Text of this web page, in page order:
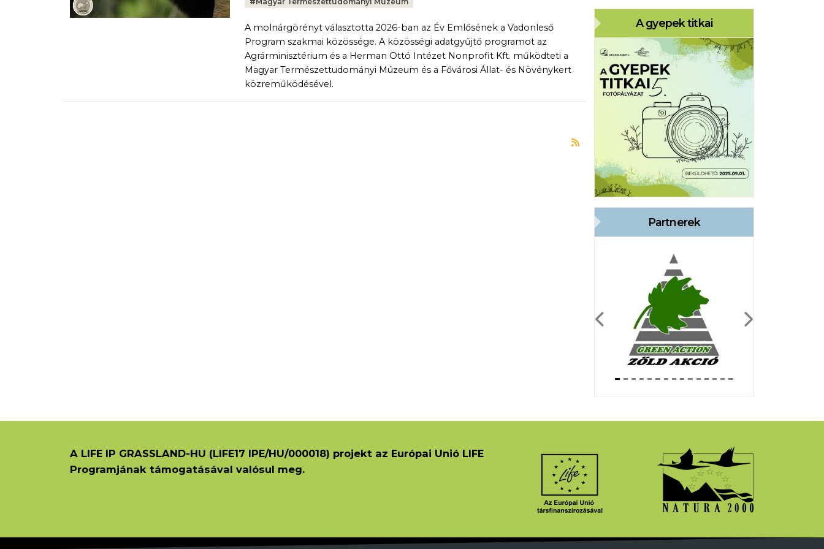
A molnárgörényt választotta 2026-ban az Év Emlősének a Vadonleső
Program szakmai közössége. A közösségi adatgyűjtő programot az
Agrárminisztérium és a Herman Ottó Intézet Nonprofit Kft. működteti a
Magyar Természettudományi Múzeum és a Fővárosi Állat- és Növénykert
közreműködésével.
Feliratkozás a következőre: Agrárminisztérium
A gyepek titkai
Partnerek
Previous Next
A LIFE IP GRASSLAND-HU (LIFE17 IPE/HU/000018) projekt az Európai Unió LIFE
Programjának támogatásával valósul meg.